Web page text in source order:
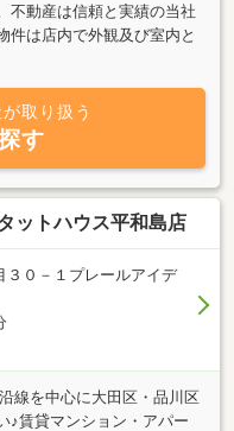
不動産は信頼と実績の当社
件は店内で外観及び室内と
取り扱う
す
ットハウス平和島店
３０－１プレールアイデ
線を中心に大田区・品川区
♪賃貸マンション・アパー